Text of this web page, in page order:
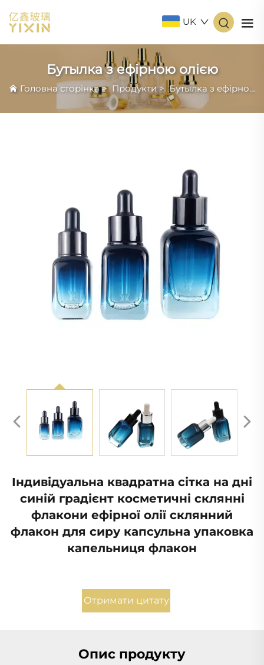
UK
Бутылка з ефірною олією
Головна сторінка> Продукти>Бутылка з ефірною олією
Індивідуальна квадратна сітка на дні
синій градієнт косметичні склянні
флакони ефірної олії склянний
флакон для сиру капсульна упаковка
капельниця флакон
Отримати цитату
Опис продукту